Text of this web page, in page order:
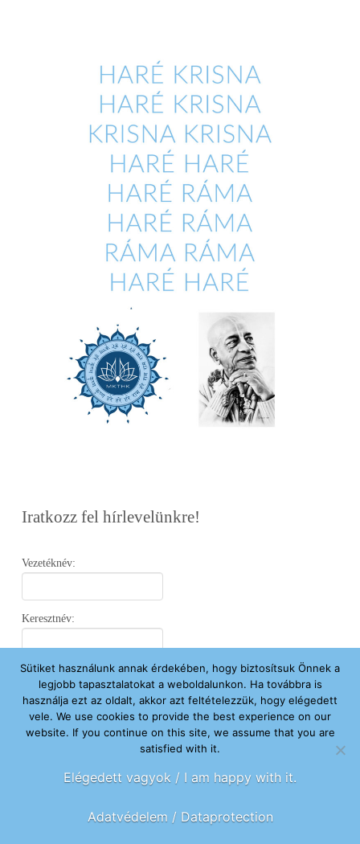
Iratkozz fel hírlevelünkre!
Vezetéknév:
Keresztnév:
Email:
Elfogadom az Adatvédelmi Nyilatkozatot.
SEGÍTENÉK
Sütiket használunk annak érdekében, hogy biztosítsuk Önnek a
legjobb tapasztalatokat a weboldalunkon. Ha továbbra is
használja ezt az oldalt, akkor azt feltételezzük, hogy elégedett
vele. We use cookies to provide the best experience on our
website. If you continue on this site, we assume that you are
satisfied with it.
Elégedett vagyok / I am happy with it.
Adatvédelem / Dataprotection